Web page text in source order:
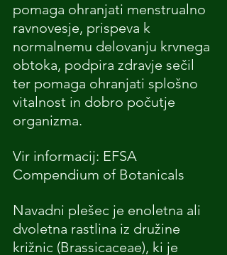
pomaga ohranjati menstrualno
ravnovesje, prispeva k
normalnemu delovanju krvnega
obtoka, podpira zdravje sečil
ter pomaga ohranjati splošno
vitalnost in dobro počutje
organizma.
Vir informacij: EFSA
Compendium of Botanicals
Navadni plešec je enoletna ali
dvoletna rastlina iz družine
križnic (Brassicaceae), ki je